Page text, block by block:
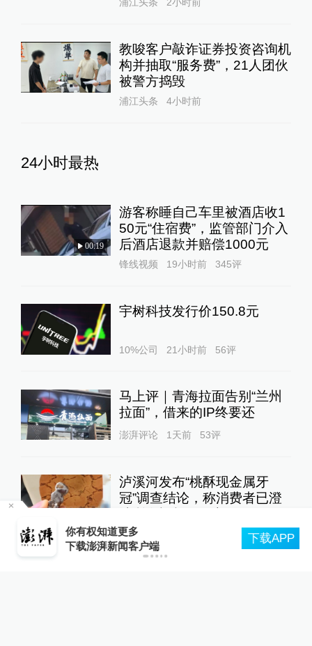
浦江头条 2小时前
教唆客户敲诈证券投资咨询机
构并抽取“服务费”，21人团伙
被警方捣毁
浦江头条 4小时前
24小时最热
00:19
游客称睡自己车里被酒店收1
50元“住宿费”，监管部门介入
后酒店退款并赔偿1000元
锋线视频 19小时前 345评
宇树科技发行价150.8元
10%公司 21小时前 56评
马上评｜青海拉面告别“兰州
拉面”，借来的IP终要还
澎湃评论 1天前 53评
泸溪河发布“桃酥现金属牙
冠”调查结论，称消费者已澄
澎湃质量观
你有权知道更多
下载澎湃新闻客户端
下载APP